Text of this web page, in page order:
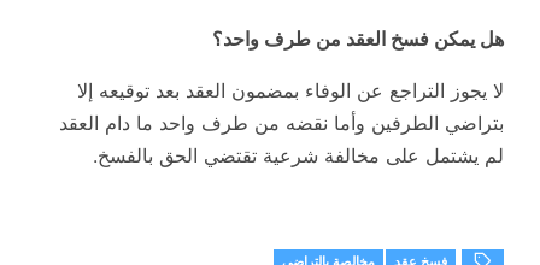
هل يمكن فسخ العقد من طرف واحد؟
لا يجوز التراجع عن الوفاء بمضمون العقد بعد توقيعه إلا
بتراضي الطرفين وأما نقضه من طرف واحد ما دام العقد
لم يشتمل على مخالفة شرعية تقتضي الحق بالفسخ.
فسخ عقد مخالصة بالتراضي